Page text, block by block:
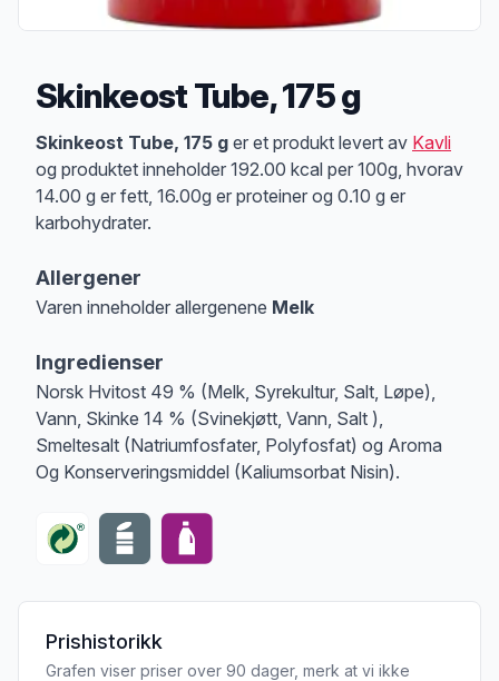
Skinkeost Tube, 175 g
Produktbeskrivelse
Skinkeost Tube, 175 g er et produkt levert av Kavli
og produktet inneholder 192.00 kcal per 100g, hvorav
14.00 g er fett, 16.00g er proteiner og 0.10 g er
karbohydrater.
Allergener
Varen inneholder allergenene Melk
Ingredienser
Norsk Hvitost 49 % (Melk, Syrekultur, Salt, Løpe),
Vann, Skinke 14 % (Svinekjøtt, Vann, Salt ),
Smeltesalt (Natriumfosfater, Polyfosfat) og Aroma
Og Konserveringsmiddel (Kaliumsorbat Nisin).
Prishistorikk
Grafen viser priser over 90 dager, merk at vi ikke